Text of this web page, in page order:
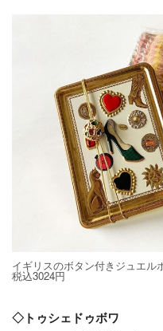
イギリスのボタン付きジュエル
税込3024円
◇トゥシェドゥボワ